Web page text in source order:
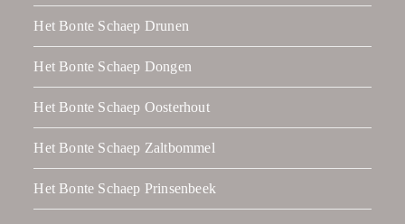
Het Bonte Schaep Drunen
Het Bonte Schaep Dongen
Het Bonte Schaep Oosterhout
Het Bonte Schaep Zaltbommel
Het Bonte Schaep Prinsenbeek